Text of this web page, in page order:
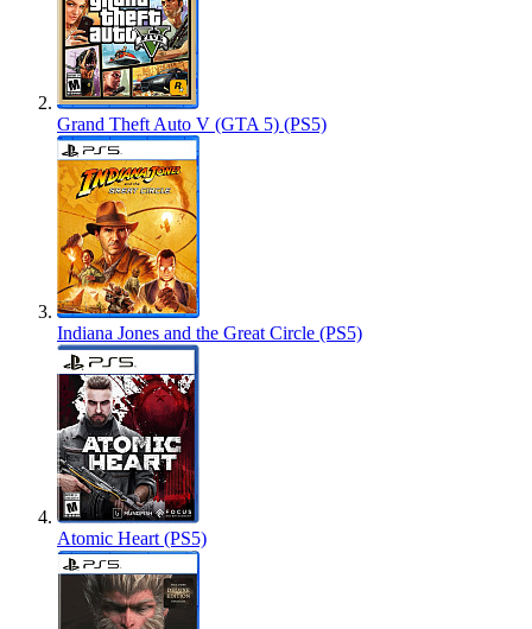
Grand Theft Auto V (GTA 5) (PS5)
Indiana Jones and the Great Circle (PS5)
Atomic Heart (PS5)